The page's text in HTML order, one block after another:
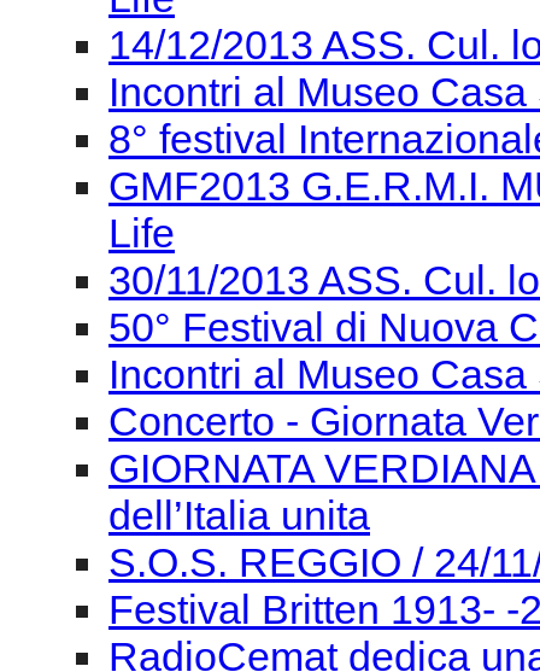
Life
30/11/2013 ASS. Cul.
50° Festival di Nuova
Incontri al Museo
Concerto - Giornata
GIORNATA
dell’Italia unita
S.O.S. REGGIO / 24/
Festival Britten 1913-
RadioCemat dedica
grande compositore e
Scelsi 25 - 12/11/2013
Centro Ricerche
Emufest 2013 - 27